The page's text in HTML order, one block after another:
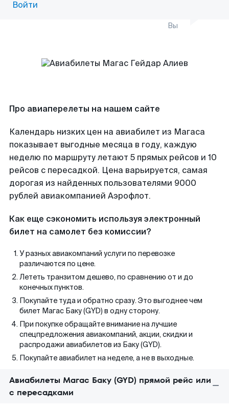
Войти
Вы
Про авиаперелеты на нашем сайте
Календарь низких цен на авиабилет из Магаса
показывает выгодные месяца в году, каждую
неделю по маршруту летают 5 прямых рейсов и 10
рейсов с пересадкой. Цена варьируется, самая
дорогая из найденных пользователями 9000
рублей авиакомпанией Аэрофлот.
Как еще сэкономить используя электронный
билет на самолет без комиссии?
У разных авиакомпаний услуги по перевозке
различаются по цене.
Лететь транзитом дешево, по сравнению от и до
конечных пунктов.
Покупайте туда и обратно сразу. Это выгоднее чем
билет Магас Баку (GYD) в одну сторону.
При покупке обращайте внимание на лучшие
спецпредложения авиакомпаний, акции, скидки и
распродажи авиабилетов из Баку (GYD).
Покупайте авиабилет на неделе, а не в выходные.
Авиабилеты Магас Баку (GYD) прямой рейс или
с пересадками